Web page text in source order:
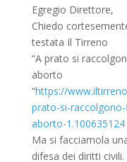
Egregio Direttore,
Chiedo
testata Il Tirreno
“A prato si
aborto
“https://
prato-si-
aborto-1.100635124
Ma si facciamola
difesa dei diritti civili.